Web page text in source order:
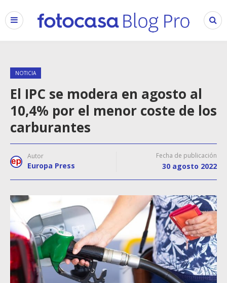
NOTICIA
El IPC se modera en agosto al
10,4% por el menor coste de los
carburantes
Autor
Europa Press
Fecha de publicación
30 agosto 2022